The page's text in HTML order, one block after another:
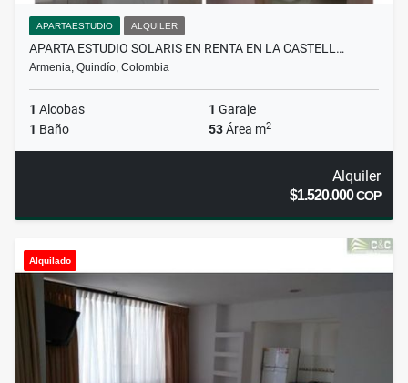
APARTAESTUDIO ALQUILER
APARTA ESTUDIO SOLARIS EN RENTA EN LA CASTELL…
Armenia, Quindío, Colombia
1 Alcobas 1 Garaje
1 Baño 53Área m2
Alquiler
$1.520.000COP
Alquilado